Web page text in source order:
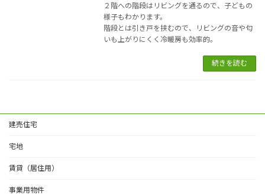
２階への階段はリビングを通るので、子どもの
様子もわかります。
階段とは引き戸を挟むので、リビングの音や匂
いも上がりにくく冷暖房も効率的。
続きを読む
建売住宅
宅地
賃貸（居住用）
事業用物件